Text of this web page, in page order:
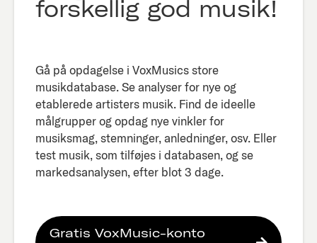
forskellig god musik!
Gå på opdagelse i VoxMusics store
musikdatabase. Se analyser for nye og
etablerede artisters musik. Find de ideelle
målgrupper og opdag nye vinkler for
musiksmag, stemninger, anledninger, osv. Eller
test musik, som tilføjes i databasen, og se
markedsanalysen, efter blot 3 dage.​
Gratis VoxMusic-konto